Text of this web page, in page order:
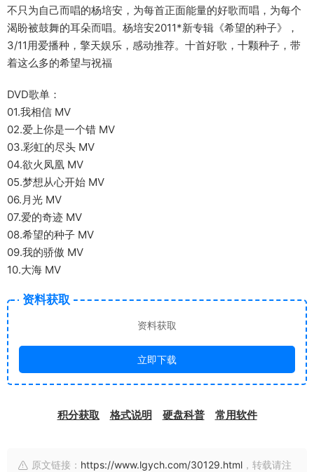
不只为自己而唱的杨培安，为每首正面能量的好歌而唱，为每个
渴盼被鼓舞的耳朵而唱。杨培安2011*新专辑《希望的种子》，
3/11用爱播种，擎天娱乐，感动推荐。十首好歌，十颗种子，带
着这么多的希望与祝福
DVD歌单：
01.我相信 MV
02.爱上你是一个错 MV
03.彩虹的尽头 MV
04.欲火凤凰 MV
05.梦想从心开始 MV
06.月光 MV
07.爱的奇迹 MV
08.希望的种子 MV
09.我的骄傲 MV
10.大海 MV
资料获取
资料获取
立即下载
积分获取 格式说明 硬盘科普 常用软件
原文链接： https://www.lgych.com/30129.html ，转载请注